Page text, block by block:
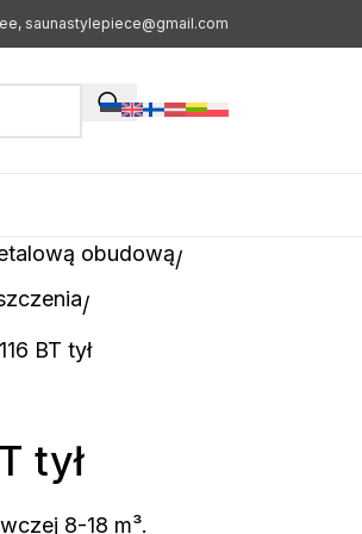
saunastylepiece@gmail.com
obudową
BT tył
tył
8-18 m³.